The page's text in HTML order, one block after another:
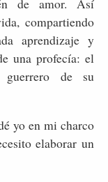
de amor. Así
compartiendo
aprendizaje y
una profecía: el
de su
yo en mi charco
elaborar un